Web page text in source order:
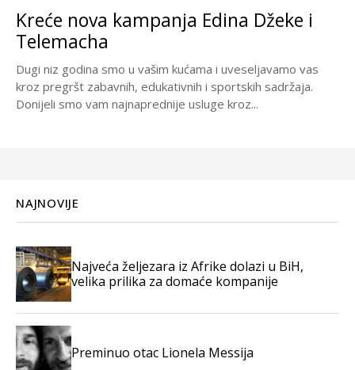
Kreće nova kampanja Edina Džeke i
Telemacha
Dugi niz godina smo u vašim kućama i uveseljavamo vas
kroz pregršt zabavnih, edukativnih i sportskih sadržaja.
Donijeli smo vam najnaprednije usluge kroz...
NAJNOVIJE
Najveća željezara iz Afrike dolazi u BiH,
velika prilika za domaće kompanije
Preminuo otac Lionela Messija